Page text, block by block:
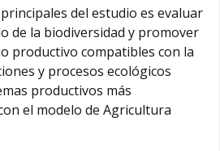
del estudio es evaluar
de la biodiversidad y promover
productivo compatibles con la
y procesos ecológicos
productivos más
el modelo de Agricultura